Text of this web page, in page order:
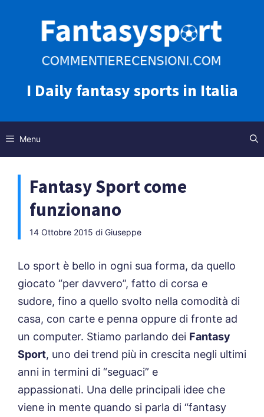
contenuto
I Daily fantasy sports in Italia
Menu
Fantasy Sport come
funzionano
14 Ottobre 2015 di Giuseppe
Lo sport è bello in ogni sua forma, da quello
giocato “per davvero”, fatto di corsa e
sudore, fino a quello svolto nella comodità di
casa, con carte e penna oppure di fronte ad
un computer. Stiamo parlando dei Fantasy
Sport, uno dei trend più in crescita negli ultimi
anni in termini di “seguaci” e
appassionati. Una delle principali idee che
viene in mente quando si parla di “fantasy